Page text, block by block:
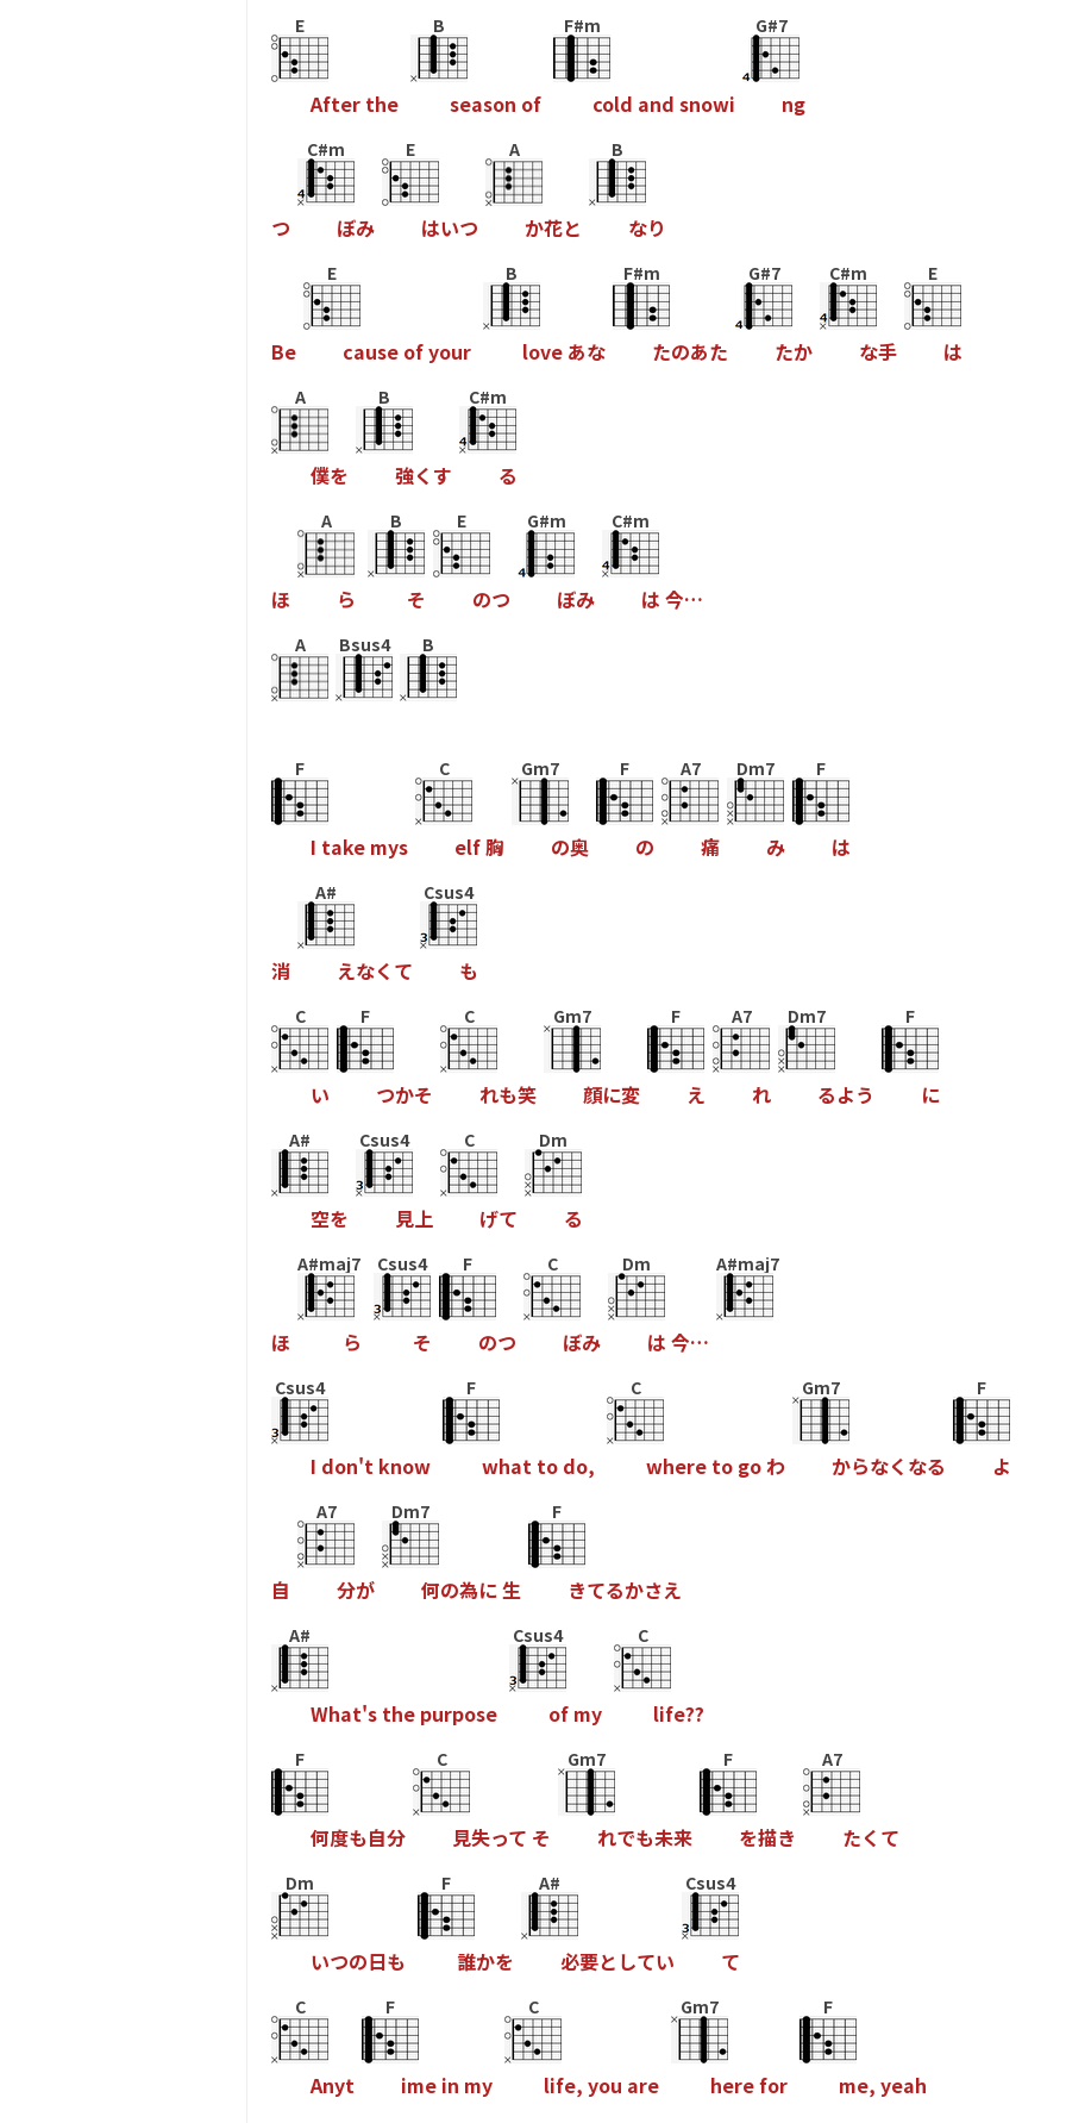
E
After the
B
season of
F#m
cold and snowi
G#7
ng
つ
C#m
ぼみ
E
はいつ
A
か花と
B
なり
Be
E
cause ofyour
B
love あな
F#m
たのあた
G#7
たか
C#m
な手
E
は
A
僕を
B
強く す
C#m
る
ほ
A
ら
B
そ
E
のつ
G#m
ぼみ
C#m
は 今…
A Bsus4 B
F
I take mys
C
elf胸
Gm7
の奥
F
の
A7
痛
Dm7
み
F
は
消
A#
えなく て
Csus4
も
C
い
F
つかそ
C
れも笑
Gm7
顔に変
F
え
A7
れ
Dm7
るよう
F
に
A#
空を
Csus4
見上
C
げて
Dm
る
ほ
A#maj7
ら
Csus4
そ
F
のつ
C
ぼみ
Dm
は 今…
A#maj7
Csus4
I don't know
F
what to do,
C
where to goわ
Gm7
からなく なる
F
よ
自
A7
分が
Dm7
何の為に生
F
きてるかさえ
A#
What's the purpose
Csus4
of my
C
life??
F
何度も自分
C
見失って そ
Gm7
れでも未来
F
を描き
A7
たく て
Dm
いつの日も
F
誰かを
A#
必要と してい
Csus4
て
C
Anyt
F
ime in my
C
life, you are
Gm7
herefor
F
me, yeah